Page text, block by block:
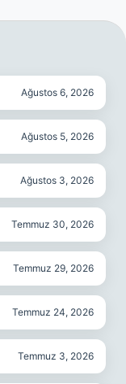
Ağustos 6, 2026
Ağustos 5, 2026
Ağustos 3, 2026
Temmuz 30, 2026
Temmuz 29, 2026
Temmuz 24, 2026
Temmuz 3, 2026